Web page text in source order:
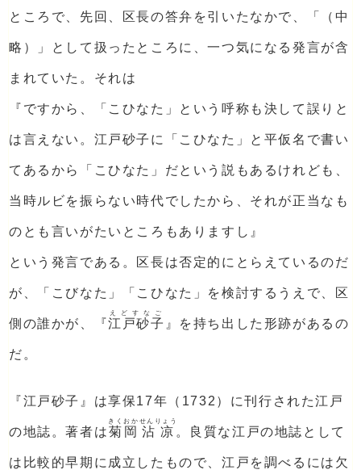
ところで、先回、区長の答弁を引いたなかで、「（中
略）」として扱ったところに、一つ気になる発言が含
まれていた。それは
『ですから、「こひなた」という呼称も決して誤りと
は言えない。江戸砂子に「こひなた」と平仮名で書い
てあるから「こひなた」だという説もあるけれども、
当時ルビを振らない時代でしたから、それが正当なも
のとも言いがたいところもありますし』
という発言である。区長は否定的にとらえているのだ
が、「こびなた」「こひなた」を検討するうえで、区
側の誰かが、『江戸砂子
えどすなご
』を持ち出した形跡があるの
だ。
『江戸砂子』は享保17年（1732）に刊行された江戸
の地誌。著者は菊岡
きくおか
沾凉
せんりょう
。良質な江戸の地誌として
は比較的早期に成立したもので、江戸を調べるには欠